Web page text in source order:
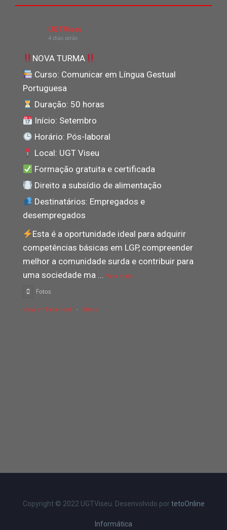
UGTViseu
4 dias atrás
NOVA TURMA
Curso: Comunicar em Língua Gestual
Portuguesa
Duração: 50 horas
Início: Setembro
Horário: Pós-laboral
Local: UGT Viseu
Formação gratuita e certificada
Direito a subsídio de alimentação
Destinatários: Empregados e
desempregados
Esta é a oportunidade ideal para adquirir
competências básicas em LGP, compreender
melhor a comunidade surda e contribuir para
uma sociedade ma ... Veja mais
Fotos
View on Facebook · Share
Copyright © 2022 UGTViseu. Desenvolvido por tetoOnline
Informática